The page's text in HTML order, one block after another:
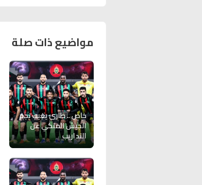
مواضيع ذات صلة
خاص .. طارئ يغيب نجم
الجيش الملكي عن
التداريب